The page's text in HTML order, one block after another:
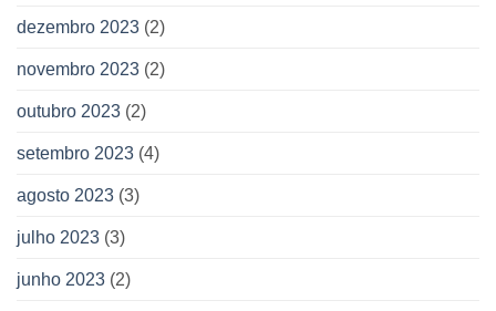
dezembro 2023 (2)
novembro 2023 (2)
outubro 2023 (2)
setembro 2023 (4)
agosto 2023 (3)
julho 2023 (3)
junho 2023 (2)